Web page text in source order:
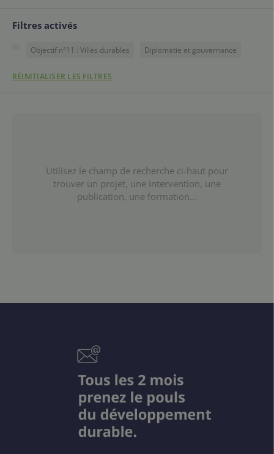
Filtres activés
Objectif n°11 : Villes durables Diplomatie et gouvernance
RÉINITIALISER LES FILTRES
Utilisez le champ de recherche ci-haut pour
trouver un projet, une intervention, une
publication, une formation...